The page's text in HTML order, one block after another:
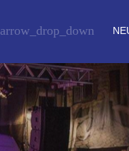
arrow_drop_down